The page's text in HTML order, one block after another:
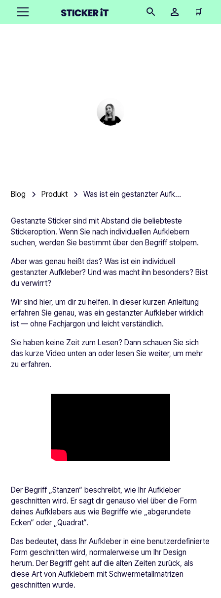
🛒
Blog Produkt Was ist ein gestanzter Aufkleber?
Gestanzte Sticker sind mit Abstand die beliebteste
Stickeroption. Wenn Sie nach individuellen Aufklebern
suchen, werden Sie bestimmt über den Begriff stolpern.
Aber was genau heißt das? Was ist ein individuell
gestanzter Aufkleber? Und was macht ihn besonders? Bist
du verwirrt?
Wir sind hier, um dir zu helfen. In dieser kurzen Anleitung
erfahren Sie genau, was ein gestanzter Aufkleber wirklich
ist — ohne Fachjargon und leicht verständlich.
Sie haben keine Zeit zum Lesen? Dann schauen Sie sich
das kurze Video unten an oder lesen Sie weiter, um mehr
zu erfahren.
Der Begriff „Stanzen“ beschreibt, wie Ihr Aufkleber
geschnitten wird. Er sagt dir genauso viel über die Form
deines Aufklebers aus wie Begriffe wie „abgerundete
Ecken“ oder „Quadrat“.
Das bedeutet, dass Ihr Aufkleber in eine benutzerdefinierte
Form geschnitten wird, normalerweise um Ihr Design
herum. Der Begriff geht auf die alten Zeiten zurück, als
diese Art von Aufklebern mit Schwermetallmatrizen
geschnitten wurde.